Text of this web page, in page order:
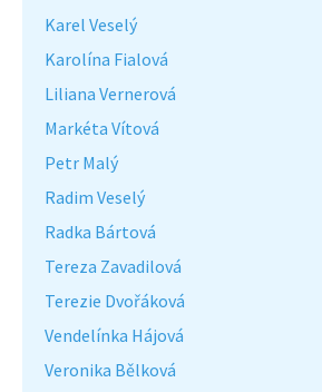
Karel Veselý
Karolína Fialová
Liliana Vernerová
Markéta Vítová
Petr Malý
Radim Veselý
Radka Bártová
Tereza Zavadilová
Terezie Dvořáková
Vendelínka Hájová
Veronika Bělková